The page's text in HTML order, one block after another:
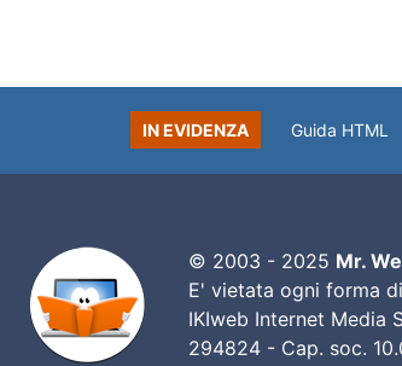
IN EVIDENZA Guida HTML
© 2003 - 2025 Mr.
E' vietata ogni forma
IKIweb Internet Media
294824 - Cap. soc.